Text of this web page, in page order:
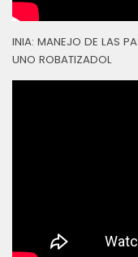
INIA: MANEJO DE LAS
UNO ROBATIZADOL